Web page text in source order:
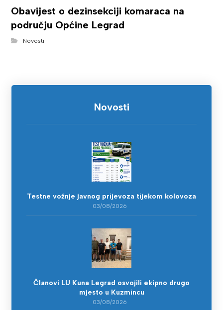
Obavijest o dezinsekciji komaraca na
području Općine Legrad
Novosti
Novosti
Testne vožnje javnog prijevoza tijekom kolovoza
03/08/2026
Članovi LU Kuna Legrad osvojili ekipno drugo
mjesto u Kuzmincu
03/08/2026